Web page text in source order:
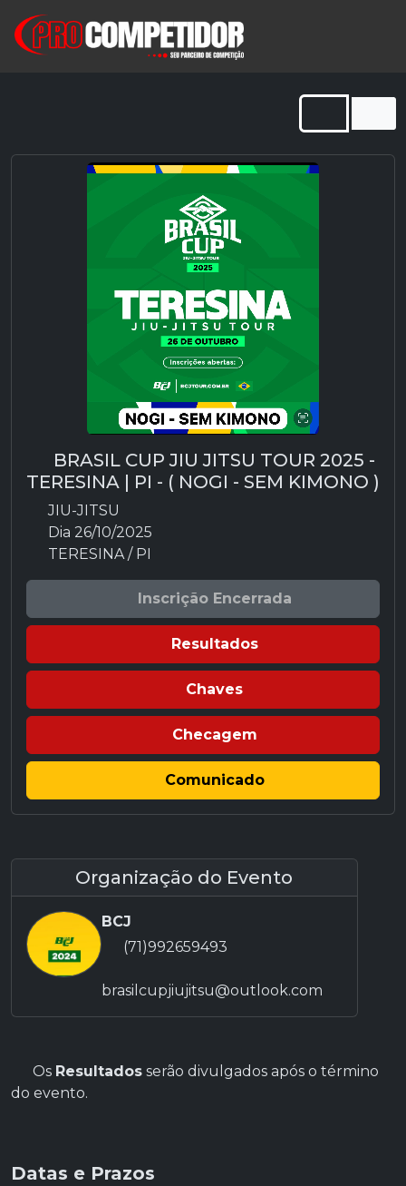
BRASIL CUP JIU JITSU TOUR 2025 -
TERESINA | PI - ( NOGI - SEM KIMONO )
JIU-JITSU
Dia 26/10/2025
TERESINA / PI
Inscrição Encerrada
Resultados
Chaves
Checagem
Comunicado
Organização do Evento
BCJ
(71)992659493
brasilcupjiujitsu@outlook.com
Os Resultados serão divulgados após o término
do evento.
Datas e Prazos